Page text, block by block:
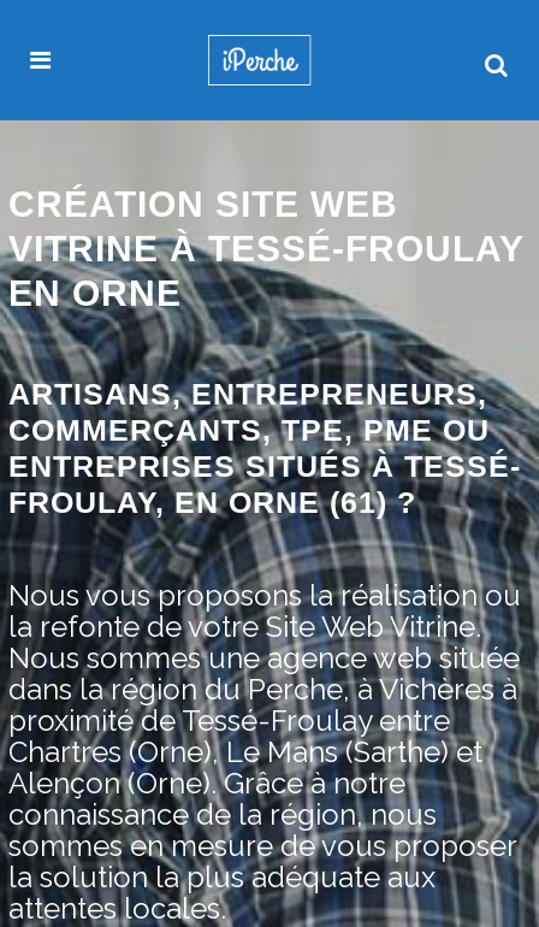
CRÉATION SITE WEB
VITRINE À TESSÉ-FROULAY
EN ORNE
ARTISANS, ENTREPRENEURS,
COMMERÇANTS, TPE, PME OU
ENTREPRISES SITUÉS À TESSÉ-
FROULAY, EN ORNE (61) ?
Nous vous proposons la réalisation ou
la refonte de votre Site Web Vitrine.
Nous sommes une agence web située
dans la région du Perche, à Vichères à
proximité de Tessé-Froulay entre
Chartres (Orne), Le Mans (Sarthe) et
Alençon (Orne). Grâce à notre
connaissance de la région, nous
sommes en mesure de vous proposer
la solution la plus adéquate aux
attentes locales.